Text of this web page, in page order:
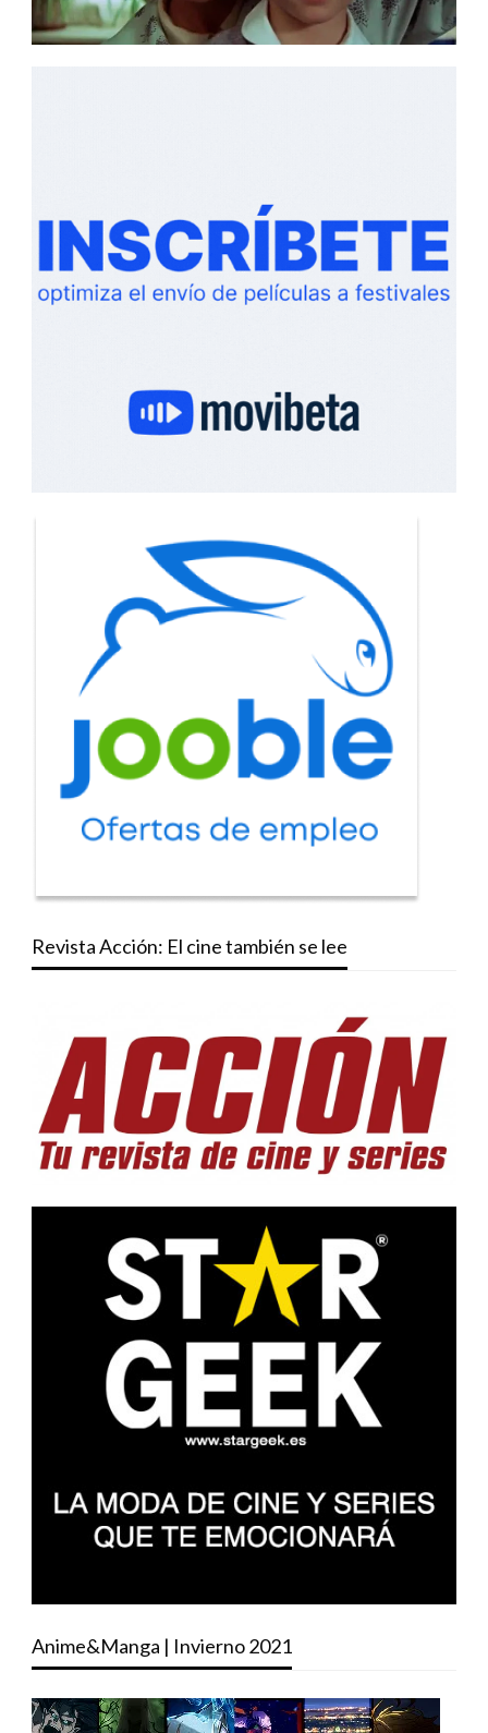
Revista Acción: El cine también se lee
Anime&Manga | Invierno 2021